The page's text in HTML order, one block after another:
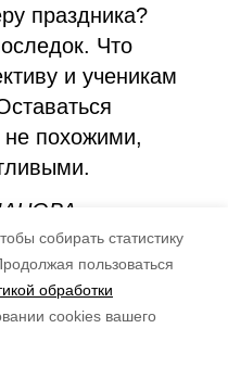
собирать статистику
пользоваться
обработки
cookies вашего
праздника?
Что
и ученикам
похожими,